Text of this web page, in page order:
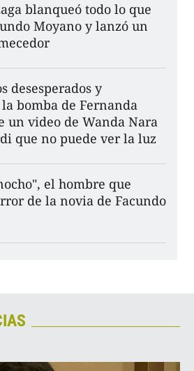
blanqueó todo lo que
Moyano y lanzó un
desesperados y
bomba de Fernanda
un video de Wanda Nara
que no puede ver la luz
el hombre que
de la novia de Facundo